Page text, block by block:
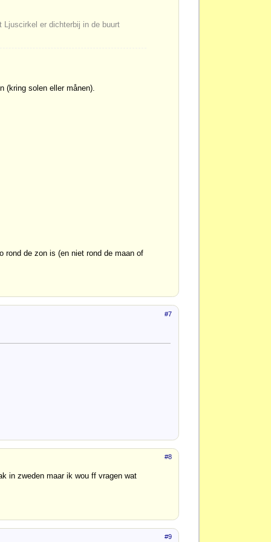
Ljuscirkel er dichterbij in de buurt
(kring solen eller månen).
rond de zon is (en niet rond de maan of
#7
#8
in zweden maar ik wou ff vragen wat
#9